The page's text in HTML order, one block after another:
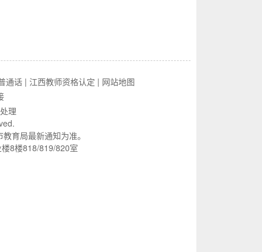
通话 | 江西教师资格认定 | 网站地图
理
育局最新通知为准。
8楼818/819/820室